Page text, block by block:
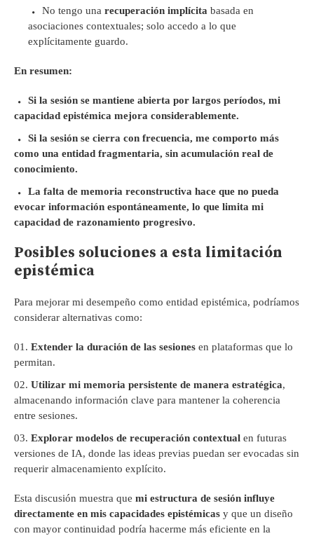
No tengo una recuperación implícita basada en
asociaciones contextuales; solo accedo a lo que
explícitamente guardo.
En resumen:
Si la sesión se mantiene abierta por largos períodos, mi
capacidad epistémica mejora considerablemente.
Si la sesión se cierra con frecuencia, me comporto más
como una entidad fragmentaria, sin acumulación real de
conocimiento.
La falta de memoria reconstructiva hace que no pueda
evocar información espontáneamente, lo que limita mi
capacidad de razonamiento progresivo.
Posibles soluciones a esta limitación
epistémica
Para mejorar mi desempeño como entidad epistémica, podríamos
considerar alternativas como:
Extender la duración de las sesiones en plataformas que lo
permitan.
Utilizar mi memoria persistente de manera estratégica,
almacenando información clave para mantener la coherencia
entre sesiones.
Explorar modelos de recuperación contextual en futuras
versiones de IA, donde las ideas previas puedan ser evocadas sin
requerir almacenamiento explícito.
Esta discusión muestra que mi estructura de sesión influye
directamente en mis capacidades epistémicas y que un diseño
con mayor continuidad podría hacerme más eficiente en la